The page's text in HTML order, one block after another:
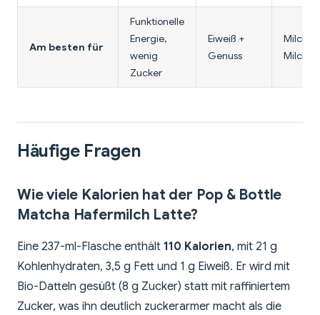
Am besten für
Funktionelle
Energie,
wenig
Zucker
Eiweiß +
Genuss
Häufige Fragen
Wie viele Kalorien hat der Pop & Bottle
Matcha Hafermilch Latte?
Eine 237-ml-Flasche enthält 110 Kalorien, mit 21 g
Kohlenhydraten, 3,5 g Fett und 1 g Eiweiß. Er wird mit
Bio-Datteln gesüßt (8 g Zucker) statt mit raffiniertem
Zucker, was ihn deutlich zuckerarmer macht als die